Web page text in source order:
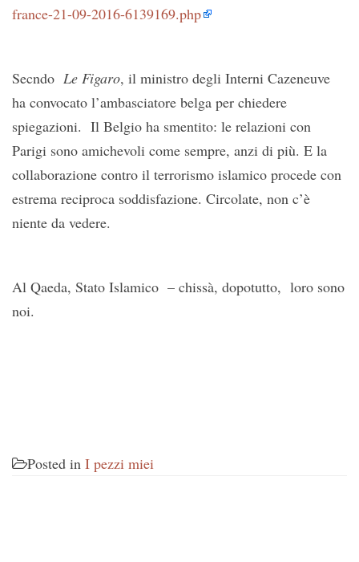
france-21-09-2016-6139169.php
Secndo Le Figaro, il ministro degli Interni Cazeneuve
ha convocato l’ambasciatore belga per chiedere
spiegazioni. Il Belgio ha smentito: le relazioni con
Parigi sono amichevoli come sempre, anzi di più. E la
collaborazione contro il terrorismo islamico procede con
estrema reciproca soddisfazione. Circolate, non c’è
niente da vedere.
Al Qaeda, Stato Islamico – chissà, dopotutto, loro sono
noi.
Posted in I pezzi miei